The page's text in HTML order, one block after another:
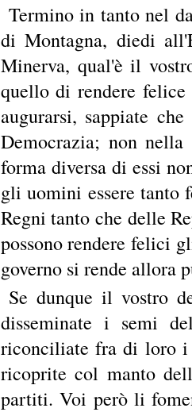
Termino in tanto nel
di Montagna, diedi
Minerva, qual'è il
quello di rendere felice
augurarsi, sappiate
Democrazia; non
forma diversa di essi
gli uomini essere
Regni tanto che delle
possono rendere felici
governo si rende allora
Se dunque il vostro
disseminate i semi
riconciliate fra di loro i
ricoprite col manto
partiti. Voi però li